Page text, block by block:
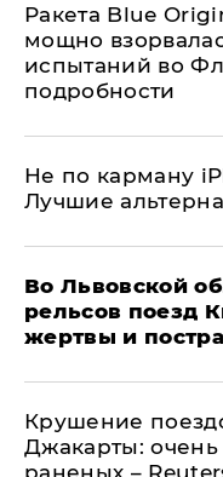
Ракета Blue
мощно
испытаний во
подробности
Не по карману
Лучшие
Во Львовской
рельсов поезд
жертвы и
Крушение
Джакарты:
раненых –